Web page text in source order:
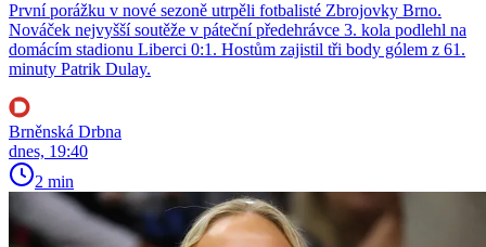
První porážku v nové sezoně utrpěli fotbalisté Zbrojovky Brno.
Nováček nejvyšší soutěže v páteční předehrávce 3. kola podlehl na
domácím stadionu Liberci 0:1. Hostům zajistil tři body gólem z 61.
minuty Patrik Dulay.
Brněnská Drbna
dnes, 19:40
2 min